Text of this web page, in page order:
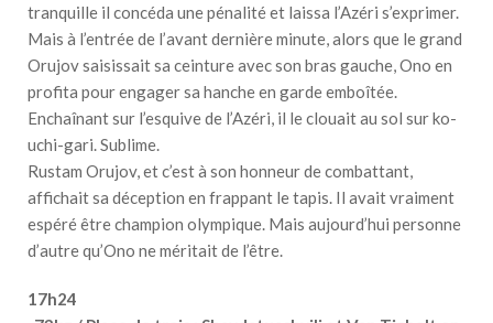
tranquille il concéda une pénalité et laissa l’Azéri s’exprimer.
Mais à l’entrée de l’avant dernière minute, alors que le grand
Orujov saisissait sa ceinture avec son bras gauche, Ono en
profita pour engager sa hanche en garde emboîtée.
Enchaînant sur l’esquive de l’Azéri, il le clouait au sol sur ko-
uchi-gari. Sublime.
Rustam Orujov, et c’est à son honneur de combattant,
affichait sa déception en frappant le tapis. Il avait vraiment
espéré être champion olympique. Mais aujourd’hui personne
d’autre qu’Ono ne méritait de l’être.
17h24